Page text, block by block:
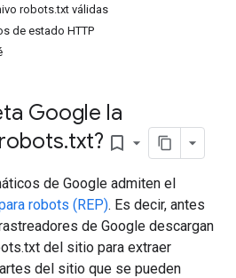
robots.txt válidas
de estado HTTP
Google la
.txt? bookmark_border
de Google admiten el
robots (REP). Es decir, antes
de Google descargan
del sitio para extraer
del sitio que se pueden